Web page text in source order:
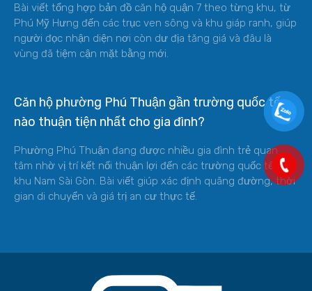
Bài viết tổng hợp bản đồ căn hộ quận 7 theo từng khu, từ
Phú Mỹ Hưng đến các trục ven sông và khu giáp ranh, giúp
người đọc nhận diện nơi còn dư địa tăng giá và đâu là
vùng đã tiệm cận mặt bằng mới.
Căn hộ phường Phú Thuận gần trường quốc tế
nào thuận tiện nhất cho gia đình?
Phường Phú Thuận đang được nhiều gia đình trẻ quan
tâm nhờ vị trí kết nối thuận lợi đến các trường quốc tế ở
khu Nam Sài Gòn. Bài viết giúp xác định quãng đường, thời
gian di chuyển và giá trị an cư thực tế.